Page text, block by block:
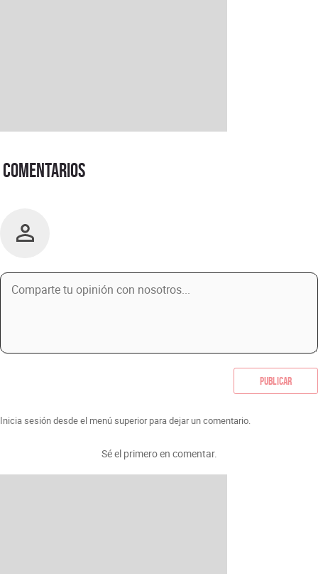
Comentarios
Publicar
Inicia sesión desde el menú superior para dejar un comentario.
Sé el primero en comentar.